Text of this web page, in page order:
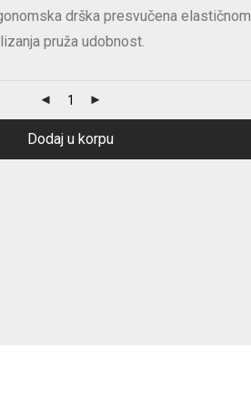
drška presvučena elastičnom
pruža udobnost.
Dodaj u korpu